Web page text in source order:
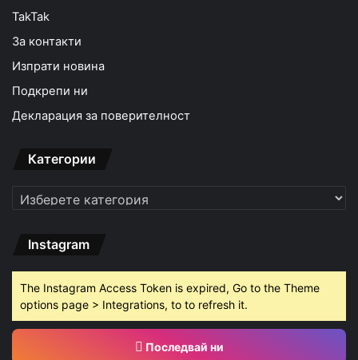
TakTak
За контакти
Изпрати новина
Подкрепи ни
Декларация за поверителност
Категории
Категории
Instagram
The Instagram Access Token is expired, Go to the Theme
options page > Integrations, to to refresh it.
Последвай ни